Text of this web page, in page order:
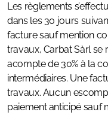
Les règlements
dans les 30 jours
facture sauf mention
travaux, Carbat Sàrl se
acompte de 30% à la
intermédiaires. Une
travaux. Aucun
paiement anticipé sauf